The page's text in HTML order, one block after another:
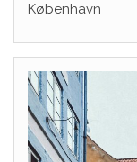
København